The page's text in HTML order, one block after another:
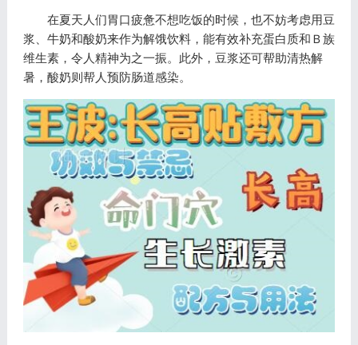
在夏天人们胃口疲惫不想吃饭的时候，也不妨考虑用豆
浆、牛奶和酸奶来作为解饿饮料，能有效补充蛋白质和Ｂ族
维生素，令人精神为之一振。此外，豆浆还可帮助清热解
暑，酸奶则帮人预防肠道感染。